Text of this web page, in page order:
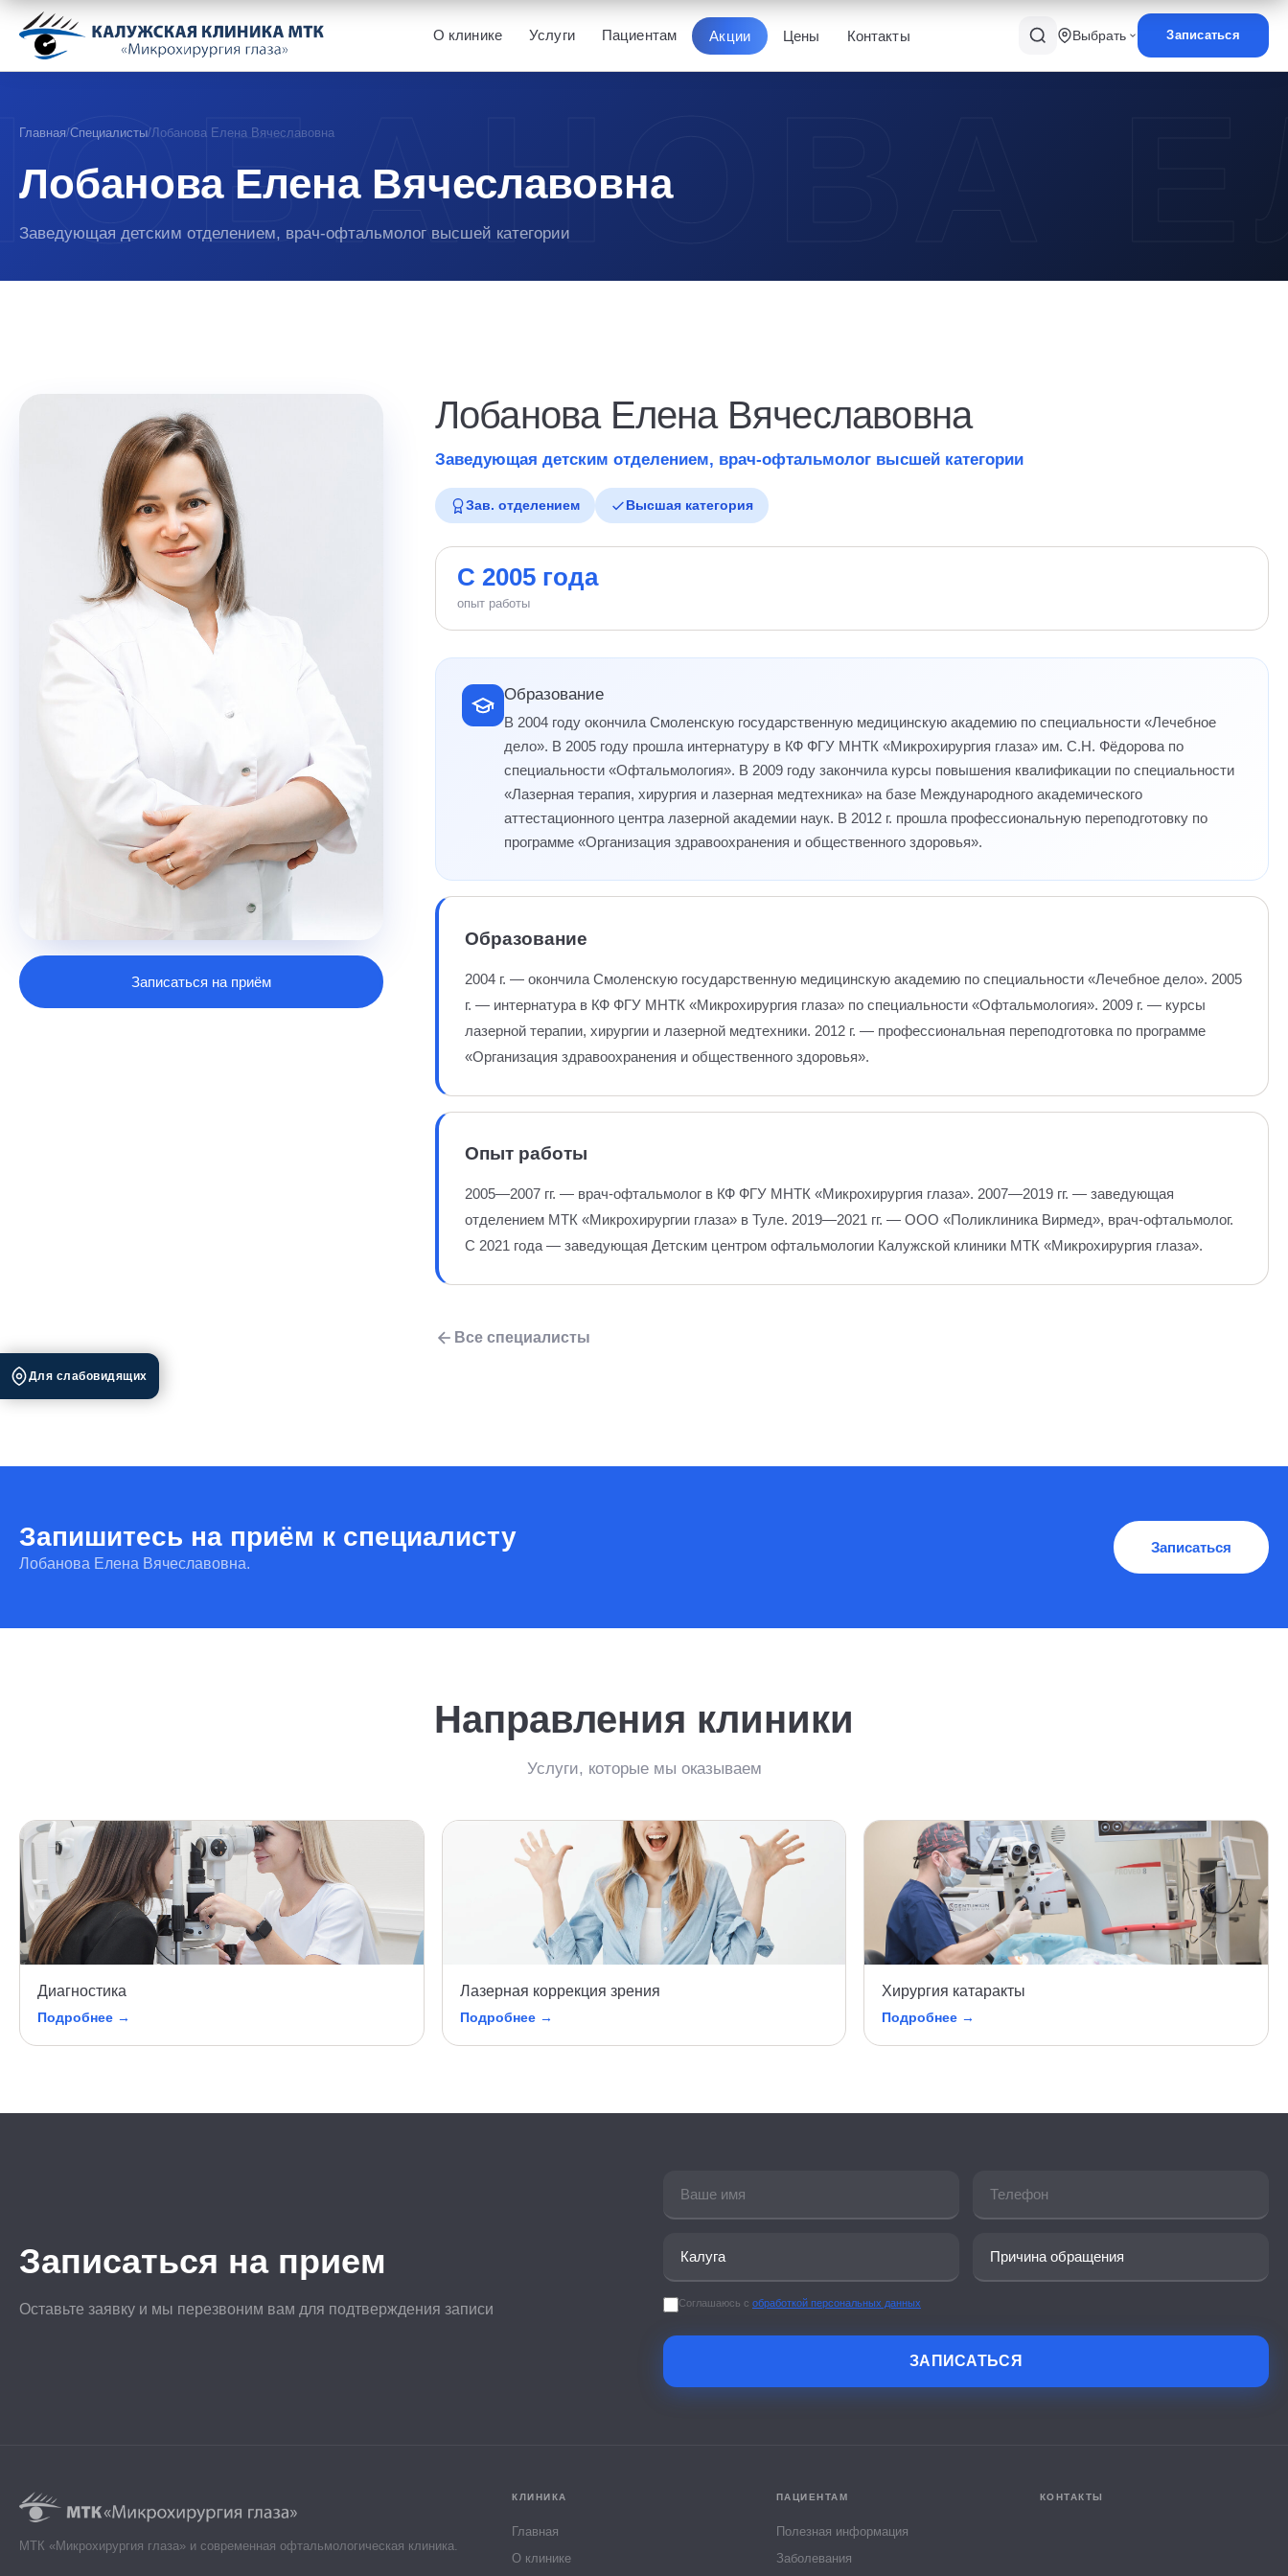
О клинике Услуги Пациентам Акции Цены Контакты Выбрать Записаться
Главная/Специалисты/Лобанова Елена Вячеславовна
Лобанова Елена Вячеславовна
Заведующая детским отделением, врач-офтальмолог высшей категории
Записаться на приём
Лобанова Елена Вячеславовна
Заведующая детским отделением, врач-офтальмолог высшей категории
Зав. отделением Высшая категория
С 2005 года
опыт работы
Образование
В 2004 году окончила Смоленскую государственную медицинскую академию по специальности «Лечебное
дело». В 2005 году прошла интернатуру в КФ ФГУ МНТК «Микрохирургия глаза» им. С.Н. Фёдорова по
специальности «Офтальмология». В 2009 году закончила курсы повышения квалификации по специальности
«Лазерная терапия, хирургия и лазерная медтехника» на базе Международного академического
аттестационного центра лазерной академии наук. В 2012 г. прошла профессиональную переподготовку по
программе «Организация здравоохранения и общественного здоровья».
Образование
2004 г. — окончила Смоленскую государственную медицинскую академию по специальности «Лечебное дело». 2005
г. — интернатура в КФ ФГУ МНТК «Микрохирургия глаза» по специальности «Офтальмология». 2009 г. — курсы
лазерной терапии, хирургии и лазерной медтехники. 2012 г. — профессиональная переподготовка по программе
«Организация здравоохранения и общественного здоровья».
Опыт работы
2005—2007 гг. — врач-офтальмолог в КФ ФГУ МНТК «Микрохирургия глаза». 2007—2019 гг. — заведующая
отделением МТК «Микрохирургии глаза» в Туле. 2019—2021 гг. — ООО «Поликлиника Вирмед», врач-офтальмолог.
С 2021 года — заведующая Детским центром офтальмологии Калужской клиники МТК «Микрохирургия глаза».
Все специалисты
Запишитесь на приём к специалисту
Лобанова Елена Вячеславовна.
Записаться
Направления клиники
Услуги, которые мы оказываем
Диагностика
Подробнее →
Лазерная коррекция зрения
Подробнее →
Хирургия катаракты
Подробнее →
Записаться на прием
Оставьте заявку и мы перезвоним вам для подтверждения записи Соглашаюсь с обработкой персональных данных
ЗАПИСАТЬСЯ
МТК «Микрохирургия глаза» и современная офтальмологическая клиника.
КЛИНИКА
Главная
О клинике
ПАЦИЕНТАМ
Полезная информация
Заболевания
КОНТАКТЫ
Онлайн-консультант МТК
Для слабовидящих